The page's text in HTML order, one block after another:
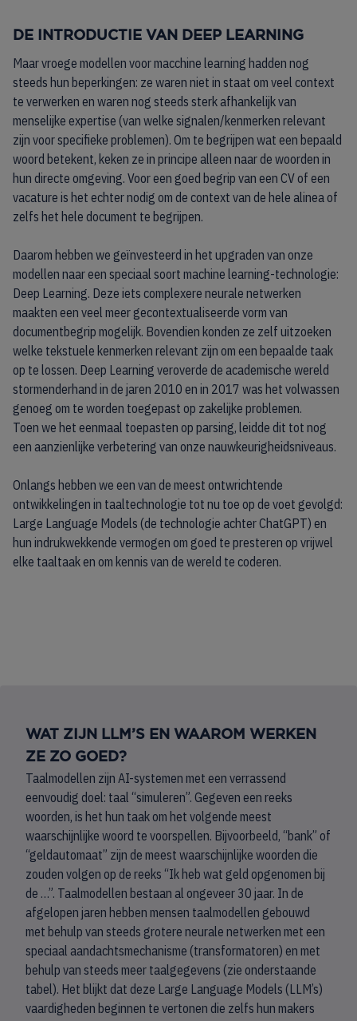
DE INTRODUCTIE VAN DEEP LEARNING
Maar vroege modellen voor macchine learning hadden nog
steeds hun beperkingen: ze waren niet in staat om veel context
te verwerken en waren nog steeds sterk afhankelijk van
menselijke expertise (van welke signalen/kenmerken relevant
zijn voor specifieke problemen). Om te begrijpen wat een bepaald
woord betekent, keken ze in principe alleen naar de woorden in
hun directe omgeving. Voor een goed begrip van een CV of een
vacature is het echter nodig om de context van de hele alinea of
zelfs het hele document te begrijpen.
Daarom hebben we geïnvesteerd in het upgraden van onze
modellen naar een speciaal soort machine learning-technologie:
Deep Learning. Deze iets complexere neurale netwerken
maakten een veel meer gecontextualiseerde vorm van
documentbegrip mogelijk. Bovendien konden ze zelf uitzoeken
welke tekstuele kenmerken relevant zijn om een bepaalde taak
op te lossen. Deep Learning veroverde de academische wereld
stormenderhand in de jaren 2010 en in 2017 was het volwassen
genoeg om te worden toegepast op zakelijke problemen.
Toen we het eenmaal toepasten op parsing, leidde dit tot nog
een aanzienlijke verbetering van onze nauwkeurigheidsniveaus.
Onlangs hebben we een van de meest ontwrichtende
ontwikkelingen in taaltechnologie tot nu toe op de voet gevolgd:
Large Language Models (de technologie achter ChatGPT) en
hun indrukwekkende vermogen om goed te presteren op vrijwel
elke taaltaak en om kennis van de wereld te coderen.
WAT ZIJN LLM’S EN WAAROM WERKEN
ZE ZO GOED?
Taalmodellen zijn AI-systemen met een verrassend
eenvoudig doel: taal “simuleren”. Gegeven een reeks
woorden, is het hun taak om het volgende meest
waarschijnlijke woord te voorspellen. Bijvoorbeeld, “bank” of
“geldautomaat” zijn de meest waarschijnlijke woorden die
zouden volgen op de reeks “Ik heb wat geld opgenomen bij
de …”. Taalmodellen bestaan al ongeveer 30 jaar. In de
afgelopen jaren hebben mensen taalmodellen gebouwd
met behulp van steeds grotere neurale netwerken met een
speciaal aandachtsmechanisme (transformatoren) en met
behulp van steeds meer taalgegevens (zie onderstaande
tabel). Het blijkt dat deze Large Language Models (LLM’s)
vaardigheden beginnen te vertonen die zelfs hun makers